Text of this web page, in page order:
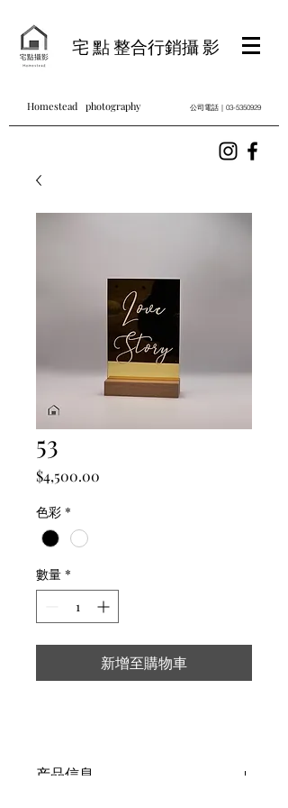
宅 點 整合行銷攝 影
Homestead photography 公司電話｜03-5350929
53
$4,500.00
色彩 *
數量 *
新增至購物車
产品信息